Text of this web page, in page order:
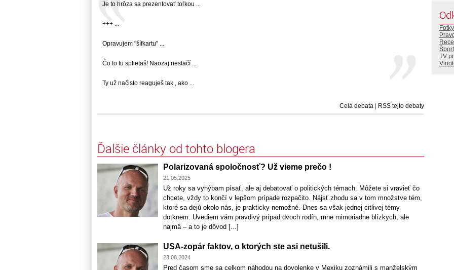
Je to hrôza sa prezentovať toľkou ...
+++ ...
Opravujem "šífkartu" ...
Čo to tu splietaš! Naozaj nestačí ...
Ty už načisto reaguješ tak , ako ...
Celá debata RSS tejto debaty
Ďalšie články od tohto blogera
Polarizovaná spoločnosť? Už vieme prečo !
21.05.2025
Už roky sa vyhýbam písať, ale aj debatovať o politických témach. Môžete si vravieť čo
chcete, vždy to končí v lepšom prípade rozpačito. Nájsť zhodu sa v tom množstve tém,
ktoré sa dejú okolo nás, je prakticky nemožné. Dnes sa však jednej citlivej témy
dotknem. Uvediem vám pravdivý prípad dvoch rodín, mne mimoriadne blízkych, ale
najmä – a to je dôvod [...]
USA-zopár faktov, o ktorých ste asi netušili.
23.08.2024
Pred časom sme sa celkom náhodou na dovolenke v Mexiku zoznámili s manželským
Fotky
Šport
TV